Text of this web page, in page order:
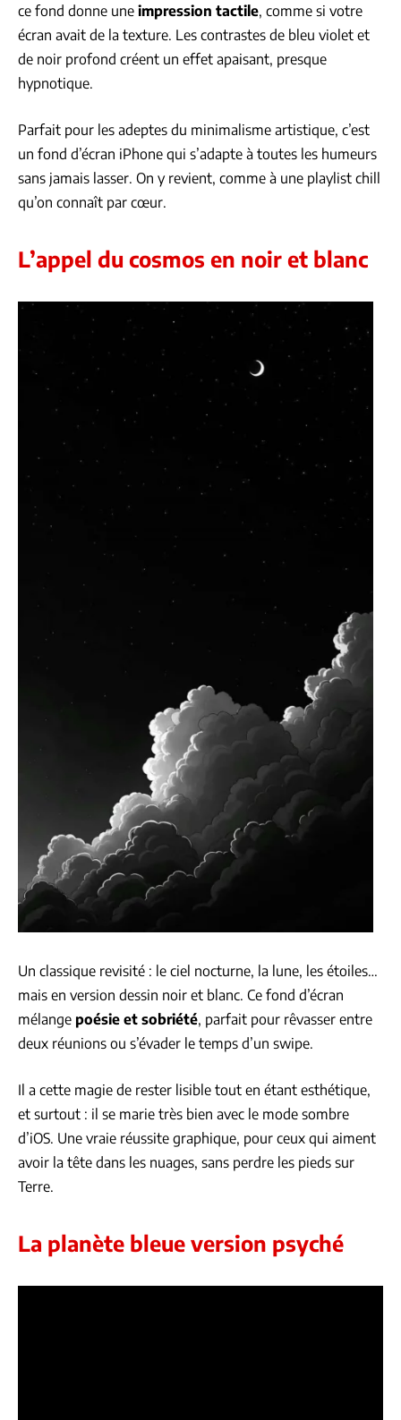
ce fond donne une impression tactile, comme si votre
écran avait de la texture. Les contrastes de bleu violet et
de noir profond créent un effet apaisant, presque
hypnotique.
Parfait pour les adeptes du minimalisme artistique, c’est
un fond d’écran iPhone qui s’adapte à toutes les humeurs
sans jamais lasser. On y revient, comme à une playlist chill
qu’on connaît par cœur.
L’appel du cosmos en noir et blanc
Un classique revisité : le ciel nocturne, la lune, les étoiles…
mais en version dessin noir et blanc. Ce fond d’écran
mélange poésie et sobriété, parfait pour rêvasser entre
deux réunions ou s’évader le temps d’un swipe.
Il a cette magie de rester lisible tout en étant esthétique,
et surtout : il se marie très bien avec le mode sombre
d’iOS. Une vraie réussite graphique, pour ceux qui aiment
avoir la tête dans les nuages, sans perdre les pieds sur
Terre.
La planète bleue version psyché